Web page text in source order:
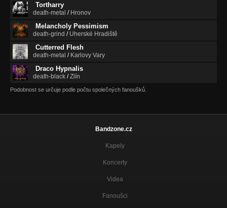
Tortharry
death-metal / Hronov
Melancholy Pessimism
death-grind / Uherské Hradiště
Cutterred Flesh
death-metal / Karlovy Vary
Draco Hypnalis
death-black /Zlín
Podobnost se určuje podle počtu společných fanoušků.
Bandzone.cz
Kapely
Koncerty
Videa
Fanoušci